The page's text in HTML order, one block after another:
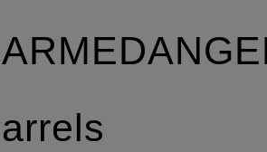
arrels